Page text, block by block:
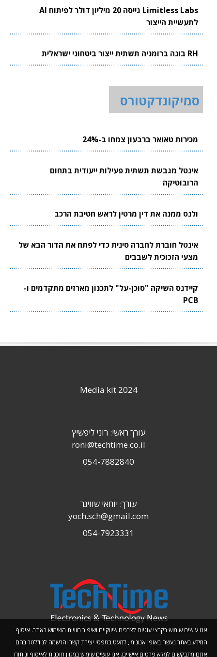
Limitless Labs גייסה 20 מיליון דולר לפיתוח AI
לתעשיית הייצור
RH בונה ברומניה תשתית ייצור ביטחוני ישראלית
סמיקונדקטורס
מכירות טאואר ברבעון צמחו ב-24%
אינטל מגבשת תשתית פעילות ייעודית בתחום
הרובוטיקה
ולנס ממנה את דין מרטין לראש חטיבת הרכב
אינטל חוברת לחברה סינית כדי לפתח את הדור הבא של
מצעי הזכוכית לשבבים
קיידנס השיקה "סוכן-על" לתכנון מארזים מתקדמים ו-
PCB
אנו עושים שימוש בקבצי עוגיות לצרכים שיווקיים ושיפור חוויית השימוש באתר. איסוף
המידע באתר נעשה באופן אנונימי, למעט בטפסי יצירת קשר והרשמה לניוזלטר בהם
אתם מתבקשים למלא פרטים אישיים. אנו עושים שימוש במגוון תוכנות לאיסוף וניתוח
Media kit 2024
עורך ראשי: רוני ליפשיץ
roni@techtime.co.il
054-7882840
עורך: יוחאי שוויגר
yoch.sch@gmail.com
054-7923331